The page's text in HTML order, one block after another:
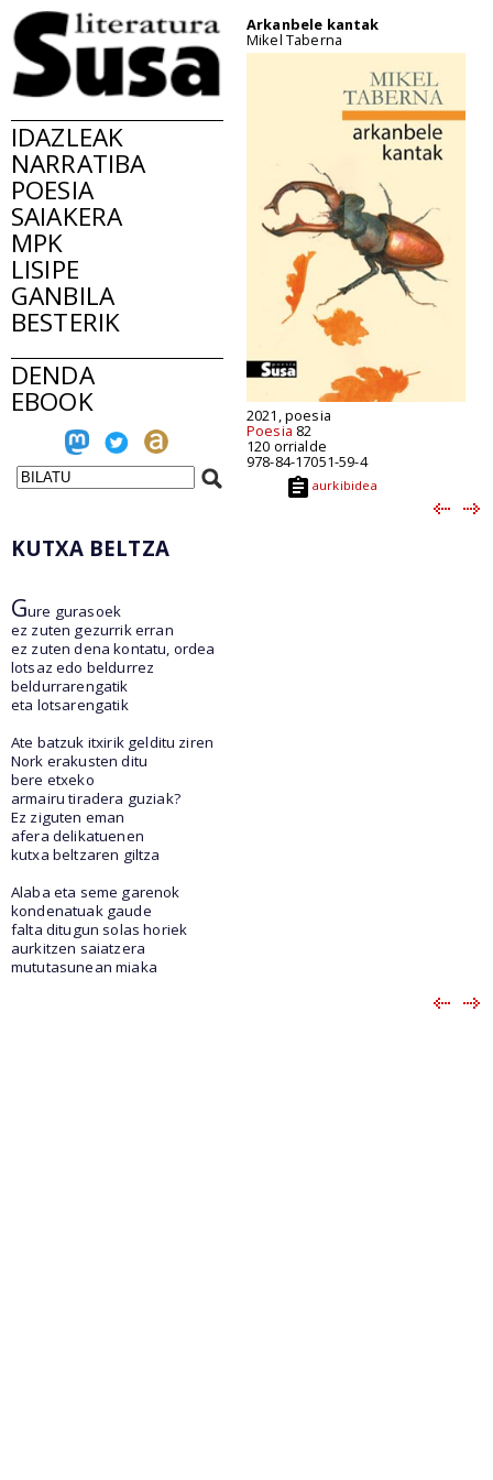
IDAZLEAK
NARRATIBA
POESIA
SAIAKERA
MPK
LISIPE
GANBILA
BESTERIK
DENDA
EBOOK
Arkanbele kantak
Mikel Taberna
2021, poesia
Poesia 82
120 orrialde
978-84-17051-59-4
aurkibidea
KUTXA BELTZA
Gure gurasoek
ez zuten gezurrik erran
ez zuten dena kontatu, ordea
lotsaz edo beldurrez
beldurrarengatik
eta lotsarengatik
Ate batzuk itxirik gelditu ziren
Nork erakusten ditu
bere etxeko
armairu tiradera guziak?
Ez ziguten eman
afera delikatuenen
kutxa beltzaren giltza
Alaba eta seme garenok
kondenatuak gaude
falta ditugun solas horiek
aurkitzen saiatzera
mututasunean miaka